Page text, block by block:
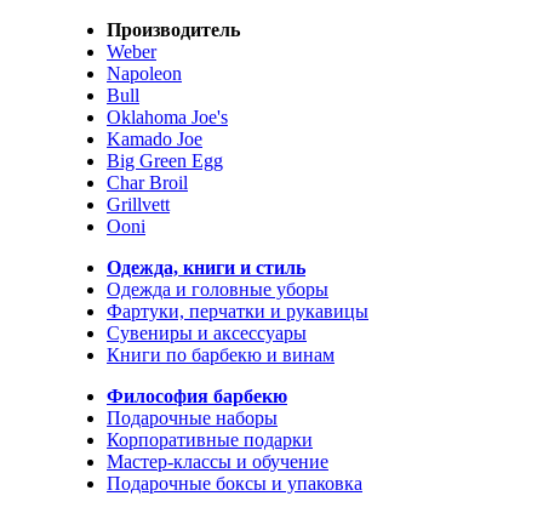
Производитель
Weber
Napoleon
Bull
Oklahoma Joe's
Kamado Joe
Big Green Egg
Char Broil
Grillvett
Ooni
Одежда, книги и стиль
Одежда и головные уборы
Фартуки, перчатки и рукавицы
Сувениры и аксессуары
Книги по барбекю и винам
Философия барбекю
Подарочные наборы
Корпоративные подарки
Мастер-классы и обучение
Подарочные боксы и упаковка